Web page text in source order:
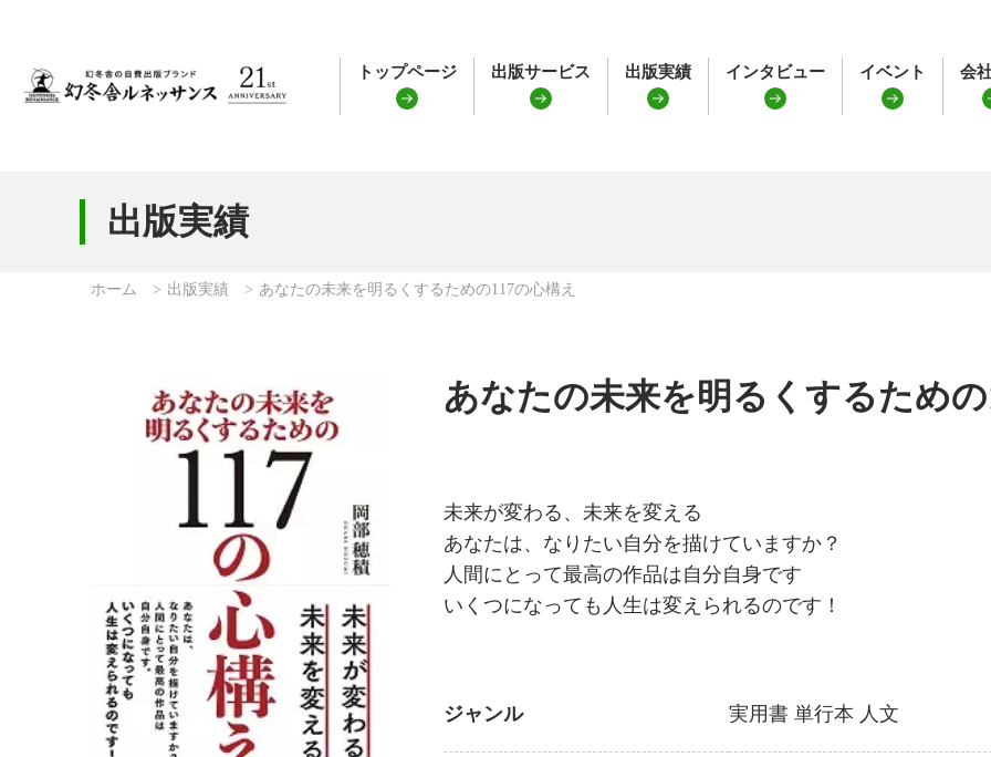
トップページ 出版サービス 出版実績 インタビュー イベント 会
出版実績
ホーム 出版実績 あなたの未来を明るくするための117の心構え
あなたの未来を明るくするため
未来が変わる、未来を変える
あなたは、なりたい自分を描けていますか？
人間にとって最高の作品は自分自身です
いくつになっても人生は変えられるのです！
ジャンル 実用書 単行本 人文